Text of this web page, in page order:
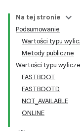
Na tej stronie
Podsumowanie
Wartości typu
Metody publiczne
Wartości typu
FASTBOOT
FASTBOOTD
NOT_AVAILABLE
ONLINE